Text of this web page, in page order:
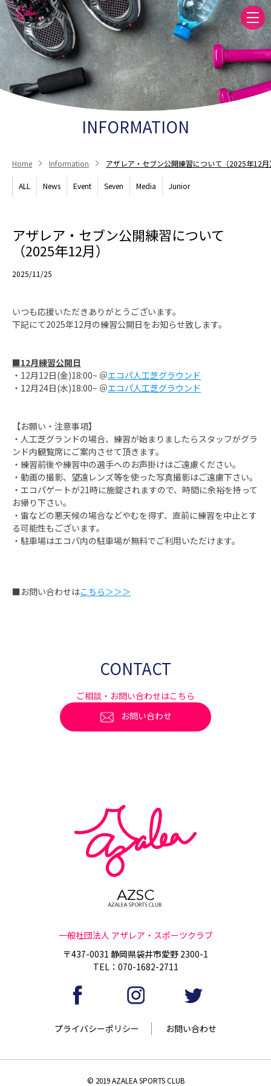
INFORMATION
Home Information アザレア・セブン公開練習について（2025年12月
ALL News Event Seven Media Junior
アザレア・セブン公開練習について
（2025年12月）
2025/11/25
いつも応援いただきありがとうございます。
下記にて2025年12月の練習公開日をお知らせ致します。
■12月練習公開日
・12月12日(金)18:00~ ＠エコパ人工芝グラウンド
・12月24日(水)18:00~ ＠エコパ人工芝グラウンド
【お願い・注意事項】
・人工芝グランドの場合、練習が始まりましたらスタッフがグラ
ンド内観覧席にご案内させて頂きます。
・練習前後や練習中の選手へのお声掛けはご遠慮ください。
・動画の撮影、 望遠レンズ等を使った写真撮影はご遠慮下さい。
・エコパゲートが21時に施錠されますので、時間に余裕を持って
お帰り下さい。
・雷などの悪天候の場合などやむを得ず、直前に練習を中止とす
る可能性もございます。
・駐車場はエコパ内の駐車場が無料でご利用いただけます。
■お問い合わせはこちら＞＞＞
CONTACT
ご相談・お問い合わせはこちら
お問い合わせ
一般社団法人 アザレア・スポーツクラブ
〒437-0031 静岡県袋井市愛野 2300-1
TEL：070-1682-2711
プライバシーポリシー お問い合わせ
© 2019 AZALEA SPORTS CLUB